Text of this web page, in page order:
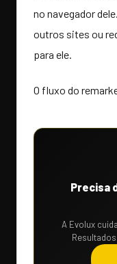
no navegador
outros sites ou
para ele.
O fluxo do
Precisa
A Evolux